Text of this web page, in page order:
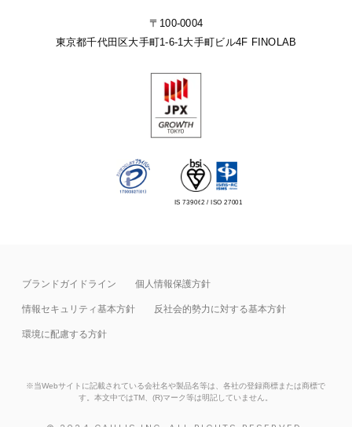
〒100-0004
東京都千代田区大手町1-6-1 大手町ビル4F FINOLAB
IS 739062 / ISO 27001
ブランドガイドライン 個人情報保護方針
情報セキュリティ基本⽅針 反社会的勢力に対する基本方針
環境に配慮する方針
※当Webサイトに記載されている会社名や製品名等は、各社の登録商標または商標で
す。本文中ではTM、(R)マーク等は明記していません。